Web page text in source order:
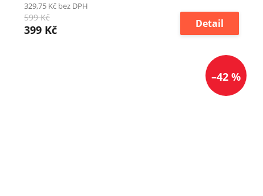
329,75 Kč bez DPH
599 Kč
399 Kč Detail
–42 %